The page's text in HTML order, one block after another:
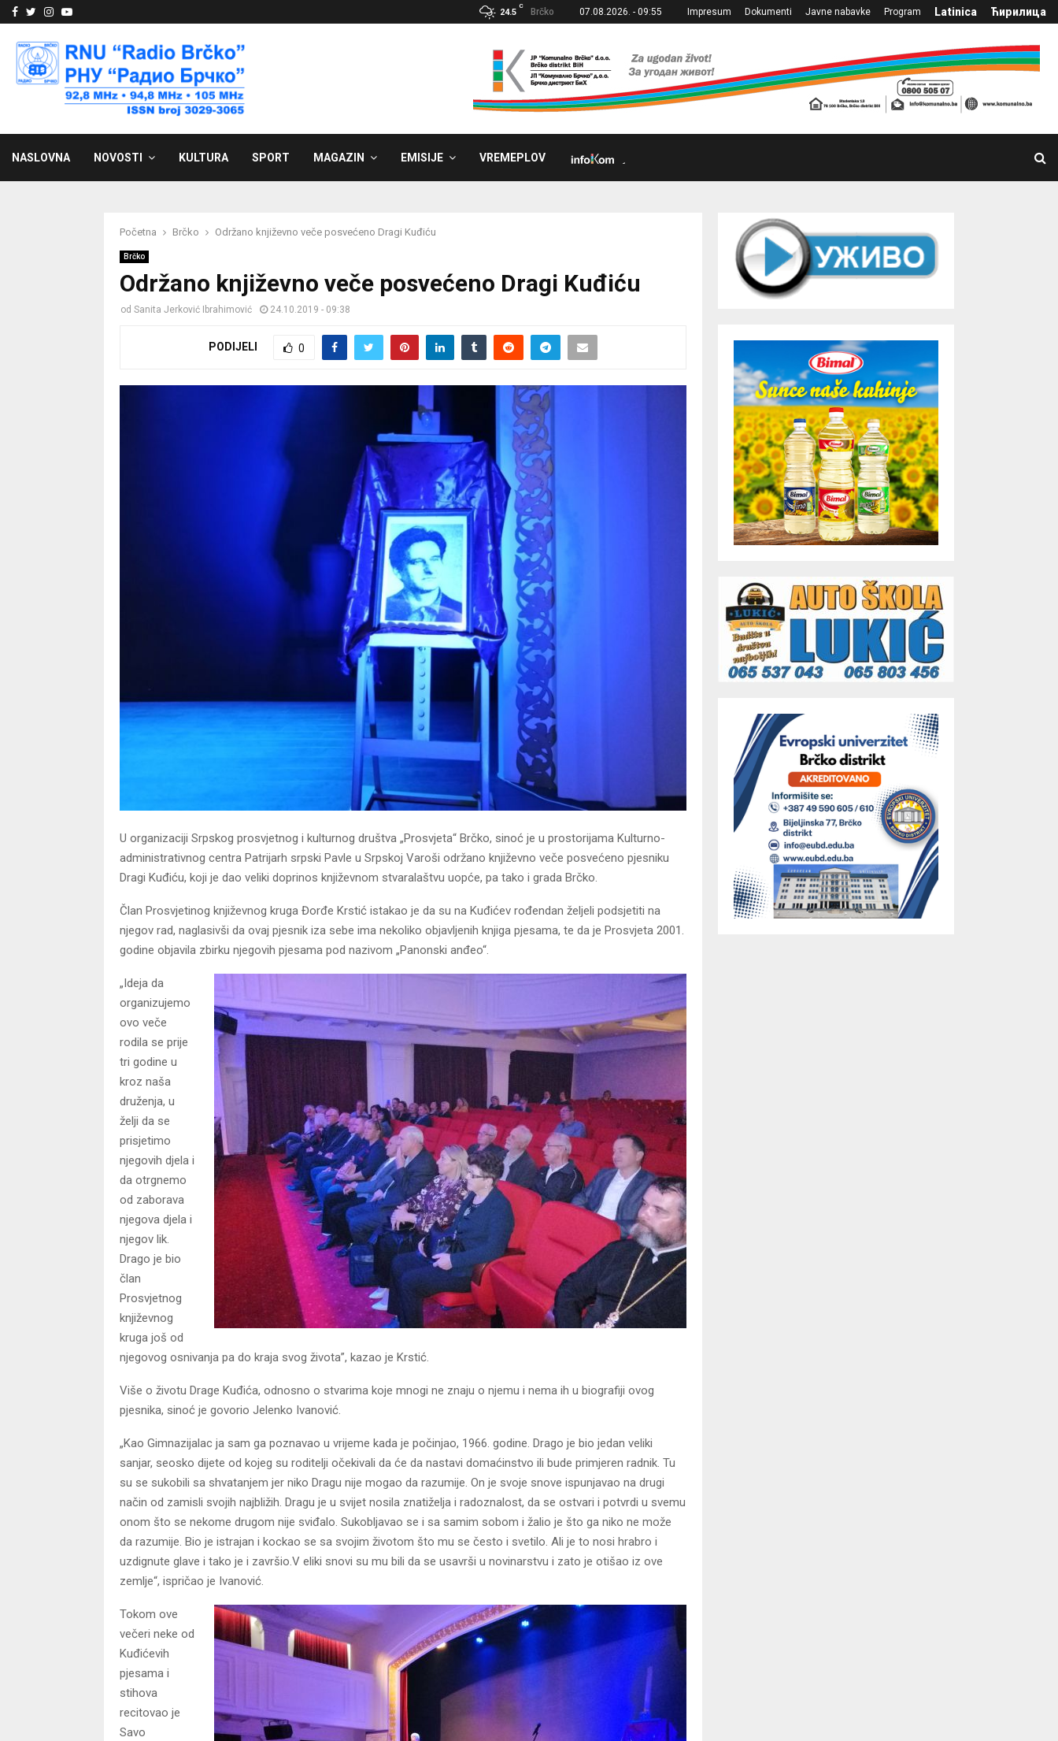
Facebook
Twitter
Instagram
Youtube 24.5
C
Brčko 07.08.2026. - 09:55 Impresum Dokumenti Javne nabavke Program Latinica Ћирилица
NASLOVNA NOVOSTI KULTURA SPORT MAGAZIN EMISIJE VREMEPLOV
Početna Brčko Održano književno veče posvećeno Dragi Kuđiću
Brčko
Održano književno veče posvećeno Dragi Kuđiću
od Sanita Jerković Ibrahimović 24.10.2019 - 09:38
PODIJELI 0
U organizaciji Srpskog prosvjetnog i kulturnog društva „Prosvjeta“ Brčko, sinoć je u prostorijama Kulturno-
administrativnog centra Patrijarh srpski Pavle u Srpskoj Varoši održano književno veče posvećeno pjesniku
Dragi Kuđiću, koji je dao veliki doprinos književnom stvaralaštvu uopće, pa tako i grada Brčko.
Član Prosvjetinog književnog kruga Đorđe Krstić istakao je da su na Kuđićev rođendan željeli podsjetiti na
njegov rad, naglasivši da ovaj pjesnik iza sebe ima nekoliko objavljenih knjiga pjesama, te da je Prosvjeta 2001.
godine objavila zbirku njegovih pjesama pod nazivom „Panonski anđeo“.
„Ideja da
organizujemo
ovo veče
rodila se prije
tri godine u
kroz naša
druženja, u
želji da se
prisjetimo
njegovih djela i
da otrgnemo
od zaborava
njegova djela i
njegov lik.
Drago je bio
član
Prosvjetnog
književnog
kruga još od
njegovog osnivanja pa do kraja svog života”, kazao je Krstić.
Više o životu Drage Kuđića, odnosno o stvarima koje mnogi ne znaju o njemu i nema ih u biografiji ovog
pjesnika, sinoć je govorio Jelenko Ivanović.
„Kao Gimnazijalac ja sam ga poznavao u vrijeme kada je počinjao, 1966. godine. Drago je bio jedan veliki
sanjar, seosko dijete od kojeg su roditelji očekivali da će da nastavi domaćinstvo ili bude primjeren radnik. Tu
su se sukobili sa shvatanjem jer niko Dragu nije mogao da razumije. On je svoje snove ispunjavao na drugi
način od zamisli svojih najbližih. Dragu je u svijet nosila znatiželja i radoznalost, da se ostvari i potvrdi u svemu
onom što se nekome drugom nije sviđalo. Sukobljavao se i sa samim sobom i žalio je što ga niko ne može
da razumije. Bio je istrajan i kockao se sa svojim životom što mu se često i svetilo. Ali je to nosi hrabro i
uzdignute glave i tako je i završio.V eliki snovi su mu bili da se usavrši u novinarstvu i zato je otišao iz ove
zemlje“, ispričao je Ivanović.
Tokom ove
večeri neke od
Kuđićevih
pjesama i
stihova
recitovao je
Savo